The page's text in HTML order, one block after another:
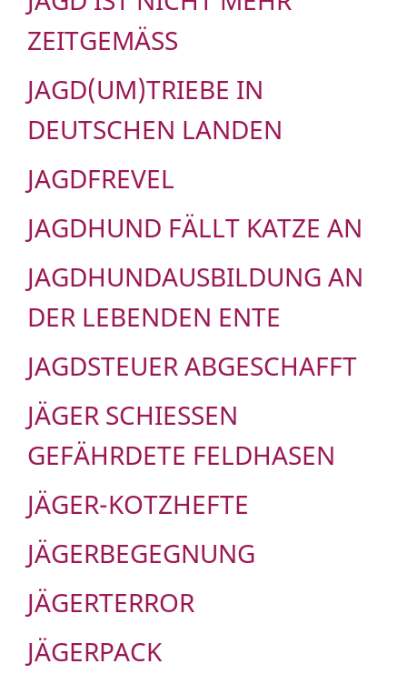
ZEITGEMÄSS
JAGD(UM)TRIEBE IN
DEUTSCHEN LANDEN
JAGDFREVEL
JAGDHUND FÄLLT KATZE AN
JAGDHUNDAUSBILDUNG AN
DER LEBENDEN ENTE
JAGDSTEUER ABGESCHAFFT
JÄGER SCHIESSEN G
EFÄHRDETE FELDHASEN
JÄGER-KOTZHEFTE
JÄGERBEGEGNUNG
JÄGERTERROR
JÄGERPACK